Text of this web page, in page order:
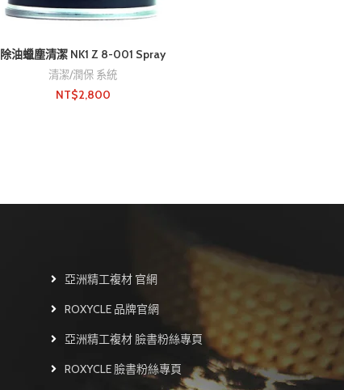
除油蠟塵清潔 NK1 Z 8-001 Spray
清潔/潤保 系統
NT$2,800
亞洲精工複材 官網
ROXYCLE 品牌官網
亞洲精工複材 臉書粉絲專頁
ROXYCLE 臉書粉絲專頁